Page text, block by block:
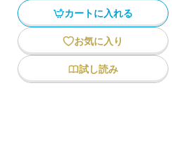
カートに入れる
お気に入り
試し読み